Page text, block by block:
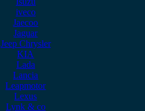
iveco
Jaecoo
Jaguar
Jeep Chrysler
KIA
Lada
Lancia
Leapmotor
Lexus
Lynk & co